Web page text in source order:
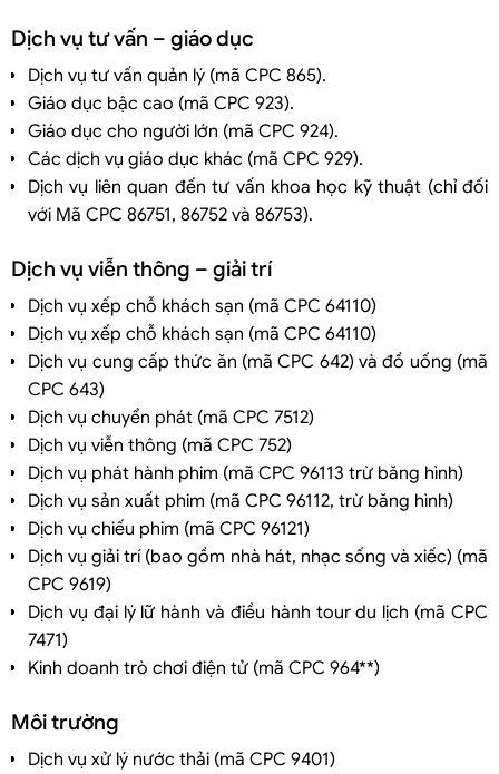
Dịch vụ tư vấn – giáo dục
Dịch vụ tư vấn quản lý (mã CPC 865).
Giáo dục bậc cao (mã CPC 923).
Giáo dục cho người lớn (mã CPC 924).
Các dịch vụ giáo dục khác (mã CPC 929).
Dịch vụ liên quan đến tư vấn khoa học kỹ thuật (chỉ đối
với Mã CPC 86751, 86752 và 86753).
Dịch vụ viễn thông – giải trí
Dịch vụ xếp chỗ khách sạn (mã CPC 64110)
Dịch vụ xếp chỗ khách sạn (mã CPC 64110)
Dịch vụ cung cấp thức ăn (mã CPC 642) và đồ uống (mã
CPC 643)
Dịch vụ chuyển phát (mã CPC 7512)
Dịch vụ viễn thông (mã CPC 752)
Dịch vụ phát hành phim (mã CPC 96113 trừ băng hình)
Dịch vụ sản xuất phim (mã CPC 96112, trừ băng hình)
Dịch vụ chiếu phim (mã CPC 96121)
Dịch vụ giải trí (bao gồm nhà hát, nhạc sống và xiếc) (mã
CPC 9619)
Dịch vụ đại lý lữ hành và điều hành tour du lịch (mã CPC
7471)
Kinh doanh trò chơi điện tử (mã CPC 964**)
Môi trường
Dịch vụ xử lý nước thải (mã CPC 9401)